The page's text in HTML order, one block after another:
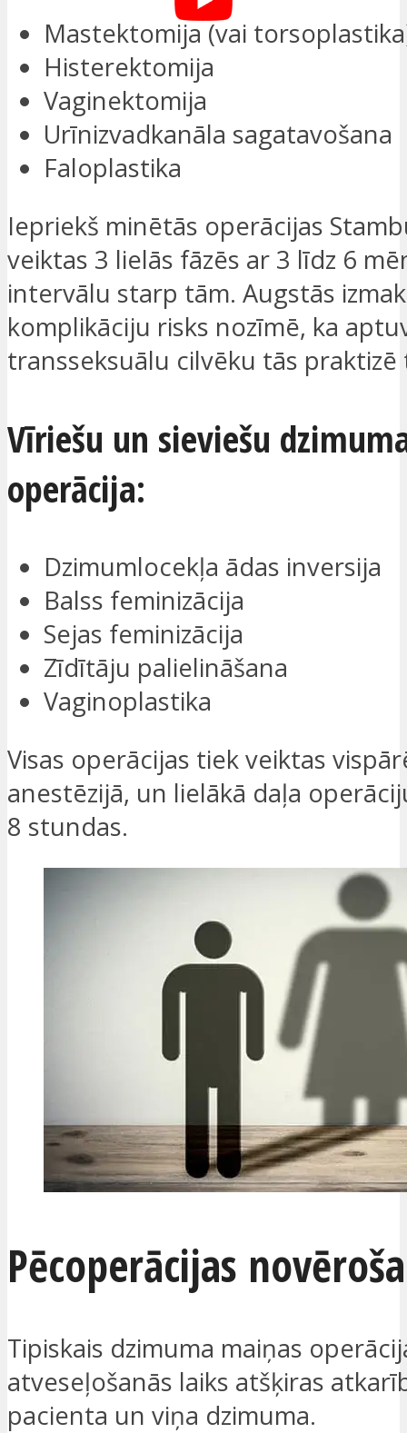
Mastektomija (vai
Histerektomija
Vaginektomija
Urīnizvadkanāla sagatavošana
Faloplastika
Iepriekš minētās operācijas
veiktas 3 lielās fāzēs ar 3 līdz 6
intervālu starp tām. Augstās
komplikāciju risks nozīmē, ka
transseksuālu cilvēku tās
Vīriešu un sieviešu
operācija:
Dzimumlocekļa ādas inversija
Balss feminizācija
Sejas feminizācija
Zīdītāju palielināšana
Vaginoplastika
Visas operācijas tiek veiktas
anestēzijā, un lielākā daļa
8 stundas.
Pēcoperācijas
Tipiskais dzimuma maiņas
atveseļošanās laiks atšķiras
pacienta un viņa dzimuma.